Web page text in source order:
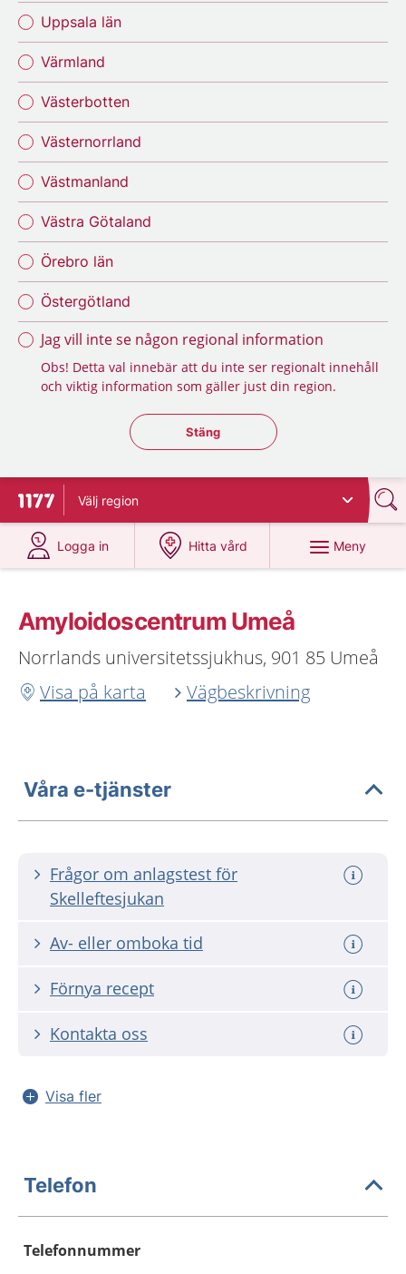
Uppsala län
Värmland
Västerbotten
Västernorrland
Västmanland
Västra Götaland
Örebro län
Östergötland
Jag vill inte se någon regional information
Obs! Detta val innebär att du inte ser regionalt innehåll
och viktig information som gäller just din region.
Stäng regionsväljaren
Stäng
Till startsidan för 1177
Välj region
Logga in
på 1177.se
Hitta vård
på 1177.se
Meny
Amyloidoscentrum Umeå
Norrlands universitetssjukhus, 901 85 Umeå
Visa på karta
Vägbeskrivning
Våra e-tjänster
Frågor om anlagstest för
Skelleftesjukan
Av- eller omboka tid
Förnya recept
Kontakta oss
Visa fler
Telefon
Telefonnummer